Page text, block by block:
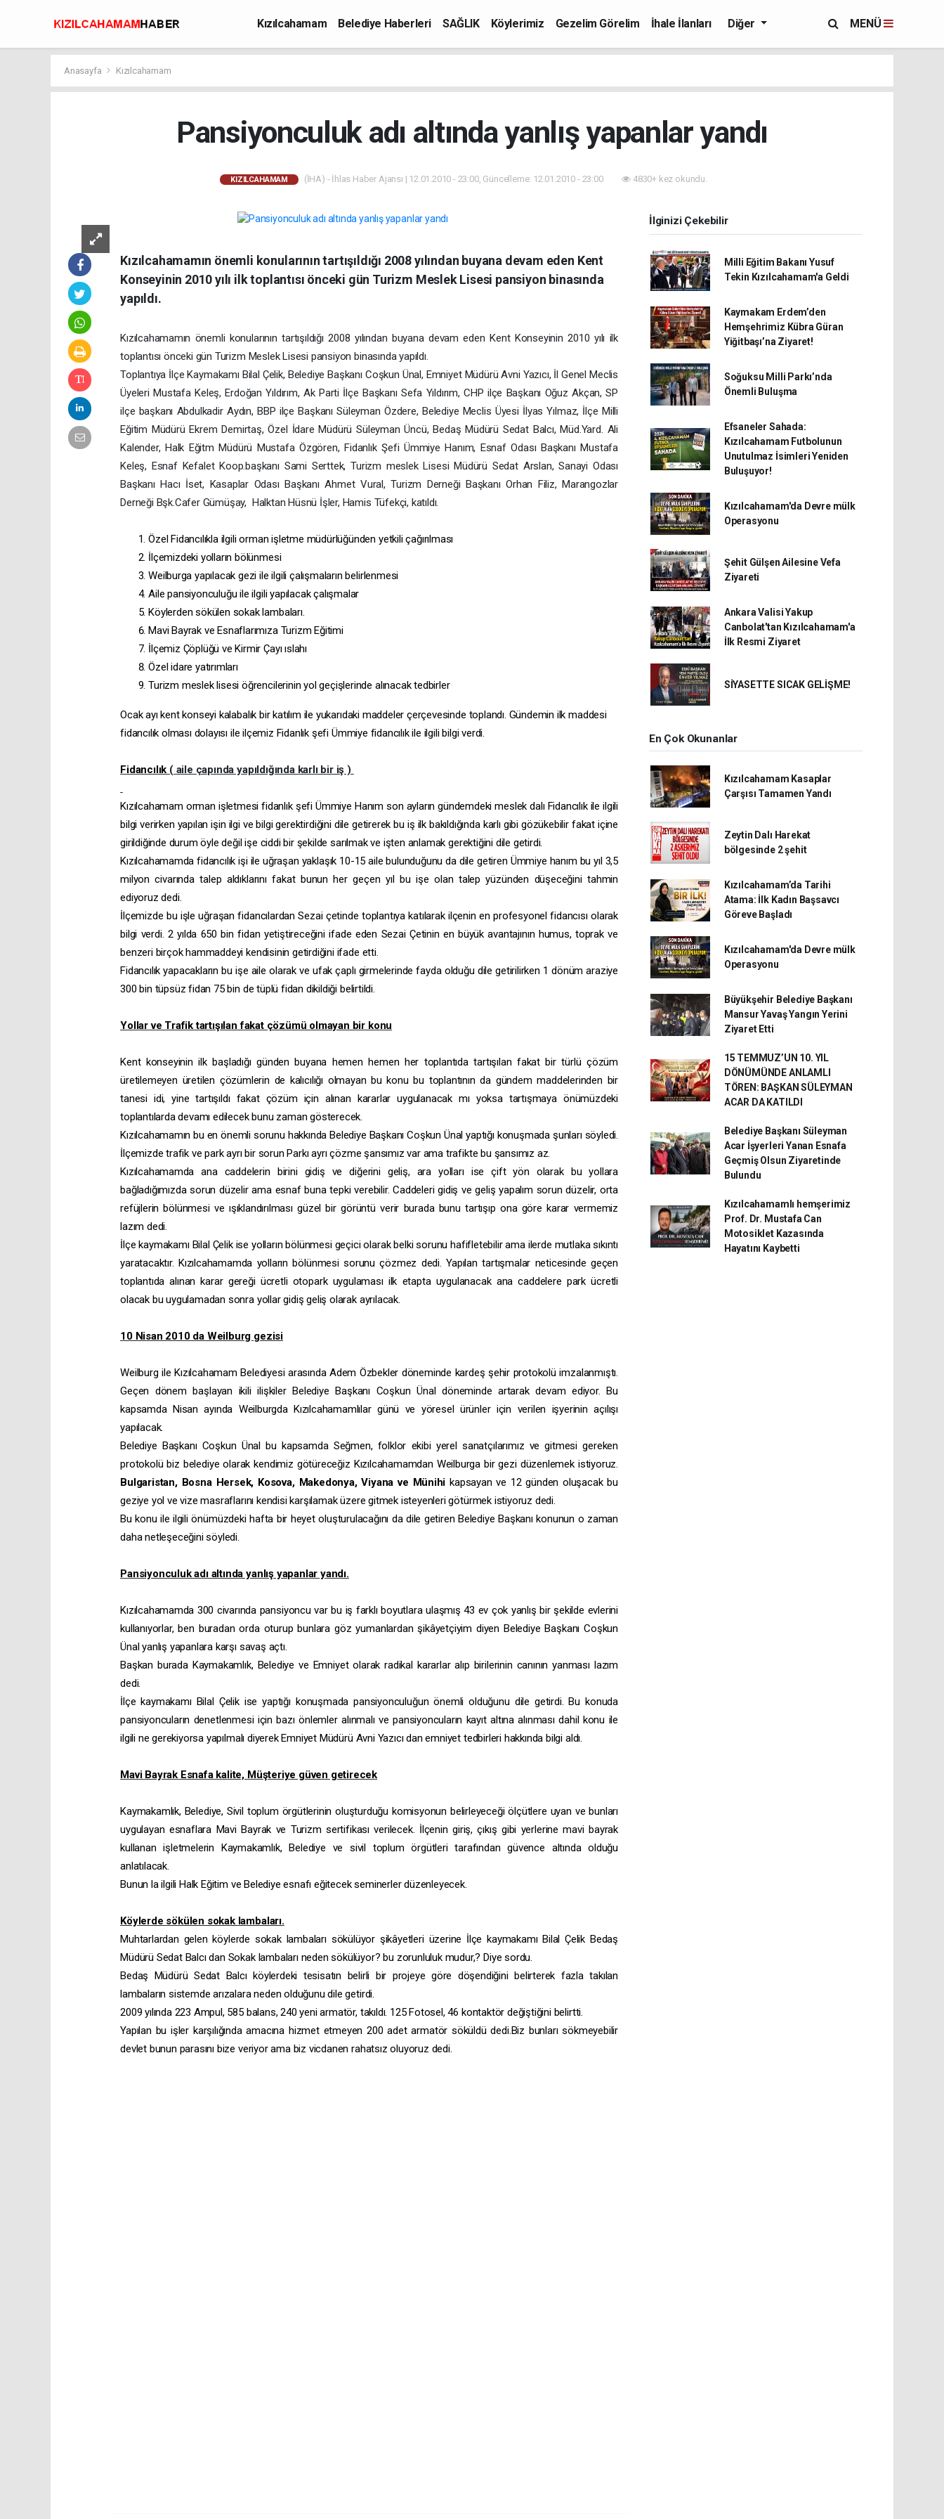
Kızılcahamam Belediye Haberleri SAĞLIK Köylerimiz Gezelim Görelim
İhale İlanları
Diğer MENÜ
Anasayfa Kızılcahamam
Pansiyonculuk adı altında yanlış yapanlar yandı
KIZILCAHAMAM (İHA) - İhlas Haber Ajansı | 12.01.2010 - 23:00, Güncelleme: 12.01.2010 - 23:00 4830+ kez okundu.
Kızılcahamamın önemli konularının tartışıldığı 2008 yılından buyana devam eden Kent
Konseyinin 2010 yılı ilk toplantısı önceki gün Turizm Meslek Lisesi pansiyon binasında
yapıldı.
Kızılcahamamın önemli konularının tartışıldığı 2008 yılından buyana devam eden Kent Konseyinin 2010 yılı ilk
toplantısı önceki gün Turizm Meslek Lisesi pansiyon binasında yapıldı.
Toplantıya İlçe Kaymakamı Bilal Çelik, Belediye Başkanı Coşkun Ünal, Emniyet Müdürü Avni Yazıcı, İl Genel Meclis
Üyeleri Mustafa Keleş, Erdoğan Yıldırım, Ak Parti İlçe Başkanı Sefa Yıldırım, CHP ilçe Başkanı Oğuz Akçan, SP
ilçe başkanı Abdulkadir Aydın, BBP ilçe Başkanı Süleyman Özdere, Belediye Meclis Üyesi İlyas Yılmaz, İlçe Milli
Eğitim Müdürü Ekrem Demirtaş, Özel İdare Müdürü Süleyman Üncü, Bedaş Müdürü Sedat Balcı, Müd.Yard. Ali
Kalender, Halk Eğitm Müdürü Mustafa Özgören, Fidanlık Şefi Ümmiye Hanım, Esnaf Odası Başkanı Mustafa
Keleş, Esnaf Kefalet Koop.başkanı Sami Serttek, Turizm meslek Lisesi Müdürü Sedat Arslan, Sanayi Odası
Başkanı Hacı İset, Kasaplar Odası Başkanı Ahmet Vural, Turizm Derneği Başkanı Orhan Filiz, Marangozlar
Derneği Bşk.Cafer Gümüşay, Halktan Hüsnü İşler, Hamis Tüfekçi, katıldı.
Özel Fidancılıkla ilgili orman işletme müdürlüğünden yetkili çağırılması
İlçemizdeki yolların bölünmesi
Weilburga yapılacak gezi ile ilgili çalışmaların belirlenmesi
Aile pansiyonculuğu ile ilgili yapılacak çalışmalar
Köylerden sökülen sokak lambaları.
Mavi Bayrak ve Esnaflarımıza Turizm Eğitimi
İlçemiz Çöplüğü ve Kirmir Çayı ıslahı
Özel idare yatırımları
Turizm meslek lisesi öğrencilerinin yol geçişlerinde alınacak tedbirler
Ocak ayı kent konseyi kalabalık bir katılım ile yukarıdaki maddeler çerçevesinde toplandı. Gündemin ilk maddesi
fidancılık olması dolayısı ile ilçemiz Fidanlık şefi Ümmiye fidancılık ile ilgili bilgi verdi.
Fidancılık ( aile çapında yapıldığında karlı bir iş )
Kızılcahamam orman işletmesi fidanlık şefi Ümmiye Hanım son ayların gündemdeki meslek dalı Fidancılık ile ilgili
bilgi verirken yapılan işin ilgi ve bilgi gerektirdiğini dile getirerek bu iş ilk bakıldığında karlı gibi gözükebilir fakat içine
girildiğinde durum öyle değil işe ciddi bir şekilde sarılmak ve işten anlamak gerektiğini dile getirdi.
Kızılcahamamda fidancılık işi ile uğraşan yaklaşık 10-15 aile bulunduğunu da dile getiren Ümmiye hanım bu yıl 3,5
milyon civarında talep aldıklarını fakat bunun her geçen yıl bu işe olan talep yüzünden düşeceğini tahmin
ediyoruz dedi.
İlçemizde bu işle uğraşan fidancılardan Sezai çetinde toplantıya katılarak ilçenin en profesyonel fidancısı olarak
bilgi verdi. 2 yılda 650 bin fidan yetiştireceğini ifade eden Sezai Çetinin en büyük avantajının humus, toprak ve
benzeri birçok hammaddeyi kendisinin getirdiğini ifade etti.
Fidancılık yapacakların bu işe aile olarak ve ufak çaplı girmelerinde fayda olduğu dile getirilirken 1 dönüm araziye
300 bin tüpsüz fidan 75 bin de tüplü fidan dikildiği belirtildi.
Yollar ve Trafik tartışılan fakat çözümü olmayan bir konu
Kent konseyinin ilk başladığı günden buyana hemen hemen her toplantıda tartışılan fakat bir türlü çözüm
üretilemeyen üretilen çözümlerin de kalıcılığı olmayan bu konu bu toplantının da gündem maddelerinden bir
tanesi idi, yine tartışıldı fakat çözüm için alınan kararlar uygulanacak mı yoksa tartışmaya önümüzdeki
toplantılarda devamı edilecek bunu zaman gösterecek.
Kızılcahamamın bu en önemli sorunu hakkında Belediye Başkanı Coşkun Ünal yaptığı konuşmada şunları söyledi.
İlçemizde trafik ve park ayrı bir sorun Parkı ayrı çözme şansımız var ama trafikte bu şansımız az.
Kızılcahamamda ana caddelerin birini gidiş ve diğerini geliş, ara yolları ise çift yön olarak bu yollara
bağladığımızda sorun düzelir ama esnaf buna tepki verebilir. Caddeleri gidiş ve geliş yapalım sorun düzelir, orta
refüjlerin bölünmesi ve ışıklandırılması güzel bir görüntü verir burada bunu tartışıp ona göre karar vermemiz
lazım dedi.
İlçe kaymakamı Bilal Çelik ise yolların bölünmesi geçici olarak belki sorunu hafifletebilir ama ilerde mutlaka sıkıntı
yaratacaktır. Kızılcahamamda yolların bölünmesi sorunu çözmez dedi. Yapılan tartışmalar neticesinde geçen
toplantıda alınan karar gereği ücretli otopark uygulaması ilk etapta uygulanacak ana caddelere park ücretli
olacak bu uygulamadan sonra yollar gidiş geliş olarak ayrılacak.
10 Nisan 2010 da Weilburg gezisi
Weilburg ile Kızılcahamam Belediyesi arasında Adem Özbekler döneminde kardeş şehir protokolü imzalanmıştı.
Geçen dönem başlayan ikili ilişkiler Belediye Başkanı Coşkun Ünal döneminde artarak devam ediyor. Bu
kapsamda Nisan ayında Weilburgda Kızılcahamamlılar günü ve yöresel ürünler için verilen işyerinin açılışı
yapılacak.
Belediye Başkanı Coşkun Ünal bu kapsamda Seğmen, folklor ekibi yerel sanatçılarımız ve gitmesi gereken
protokolü biz belediye olarak kendimiz götüreceğiz Kızılcahamamdan Weilburga bir gezi düzenlemek istiyoruz.
Bulgaristan, Bosna Hersek, Kosova, Makedonya, Viyana ve Münihi kapsayan ve 12 günden oluşacak bu
geziye yol ve vize masraflarını kendisi karşılamak üzere gitmek isteyenleri götürmek istiyoruz dedi.
Bu konu ile ilgili önümüzdeki hafta bir heyet oluşturulacağını da dile getiren Belediye Başkanı konunun o zaman
daha netleşeceğini söyledi.
Pansiyonculuk adı altında yanlış yapanlar yandı.
Kızılcahamamda 300 civarında pansiyoncu var bu iş farklı boyutlara ulaşmış 43 ev çok yanlış bir şekilde evlerini
kullanıyorlar, ben buradan orda oturup bunlara göz yumanlardan şikâyetçiyim diyen Belediye Başkanı Coşkun
Ünal yanlış yapanlara karşı savaş açtı.
Başkan burada Kaymakamlık, Belediye ve Emniyet olarak radikal kararlar alıp birilerinin canının yanması lazım
dedi.
İlçe kaymakamı Bilal Çelik ise yaptığı konuşmada pansiyonculuğun önemli olduğunu dile getirdi. Bu konuda
pansiyoncuların denetlenmesi için bazı önlemler alınmalı ve pansiyoncuların kayıt altına alınması dahil konu ile
ilgili ne gerekiyorsa yapılmalı diyerek Emniyet Müdürü Avni Yazıcı dan emniyet tedbirleri hakkında bilgi aldı.
Mavi Bayrak Esnafa kalite, Müşteriye güven getirecek
Kaymakamlık, Belediye, Sivil toplum örgütlerinin oluşturduğu komisyonun belirleyeceği ölçütlere uyan ve bunları
uygulayan esnaflara Mavi Bayrak ve Turizm sertifikası verilecek. İlçenin giriş, çıkış gibi yerlerine mavi bayrak
kullanan işletmelerin Kaymakamlık, Belediye ve sivil toplum örgütleri tarafından güvence altında olduğu
anlatılacak.
Bunun la ilgili Halk Eğitim ve Belediye esnafı eğitecek seminerler düzenleyecek.
Köylerde sökülen sokak lambaları.
Muhtarlardan gelen köylerde sokak lambaları sökülüyor şikâyetleri üzerine İlçe kaymakamı Bilal Çelik Bedaş
Müdürü Sedat Balcı dan Sokak lambaları neden sökülüyor? bu zorunluluk mudur,? Diye sordu.
Bedaş Müdürü Sedat Balcı köylerdeki tesisatın belirli bir projeye göre döşendiğini belirterek fazla takılan
lambaların sistemde arızalara neden olduğunu dile getirdi.
2009 yılında 223 Ampul, 585 balans, 240 yeni armatör, takıldı. 125 Fotosel, 46 kontaktör değiştiğini belirtti.
Yapılan bu işler karşılığında amacına hizmet etmeyen 200 adet armatör söküldü dedi.Biz bunları sökmeyebilir
devlet bunun parasını bize veriyor ama biz vicdanen rahatsız oluyoruz dedi.
İlginizi Çekebilir
Milli Eğitim Bakanı Yusuf
Tekin Kızılcahamam'a Geldi
Kaymakam Erdem’den
Hemşehrimiz Kübra Güran
Yiğitbaşı’na Ziyaret!
Soğuksu Milli Parkı’nda
Önemli Buluşma
Efsaneler Sahada:
Kızılcahamam Futbolunun
Unutulmaz İsimleri Yeniden
Buluşuyor!
Kızılcahamam'da Devre mülk
Operasyonu
Şehit Gülşen Ailesine Vefa
Ziyareti
Ankara Valisi Yakup
Canbolat'tan Kızılcahamam'a
İlk Resmi Ziyaret
SİYASETTE SICAK GELİŞME!
En Çok Okunanlar
Kızılcahamam Kasaplar
Çarşısı Tamamen Yandı
Zeytin Dalı Harekat
bölgesinde 2 şehit
Kızılcahamam’da Tarihi
Atama: İlk Kadın Başsavcı
Göreve Başladı
Kızılcahamam'da Devre mülk
Operasyonu
Büyükşehir Belediye Başkanı
Mansur Yavaş Yangın Yerini
Ziyaret Etti
15 TEMMUZ’UN 10. YIL
DÖNÜMÜNDE ANLAMLI
TÖREN: BAŞKAN SÜLEYMAN
ACAR DA KATILDI
Belediye Başkanı Süleyman
Acar İşyerleri Yanan Esnafa
Geçmiş Olsun Ziyaretinde
Bulundu
Kızılcahamamlı hemşerimiz
Prof. Dr. Mustafa Can
Motosiklet Kazasında
Hayatını Kaybetti